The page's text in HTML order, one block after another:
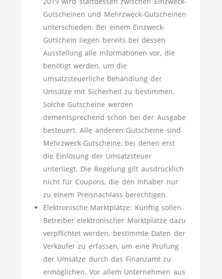
Gutscheinen und Mehrzweck-Gutscheinen
unterschieden. Bei einem Einzweck-
Gutschein liegen bereits bei dessen
Ausstellung alle Informationen vor, die
benötigt werden, um die
umsatzsteuerliche Behandlung der
Umsätze mit Sicherheit zu bestimmen.
Solche Gutscheine werden
dementsprechend schon bei der Ausgabe
besteuert. Alle anderen Gutscheine sind
Mehrzweck-Gutscheine, bei denen erst
die Einlösung der Umsatzsteuer
unterliegt. Die Regelung gilt ausdrücklich
nicht für Coupons, die den Inhaber nur
zu einem Preisnachlass berechtigen.
Elektronische Marktplätze: Künftig sollen
Betreiber elektronischer Marktplätze dazu
verpflichtet werden, bestimmte Daten der
Verkäufer zu erfassen, um eine Prüfung
der Umsätze durch das Finanzamt zu
ermöglichen. Vor allem Unternehmen aus